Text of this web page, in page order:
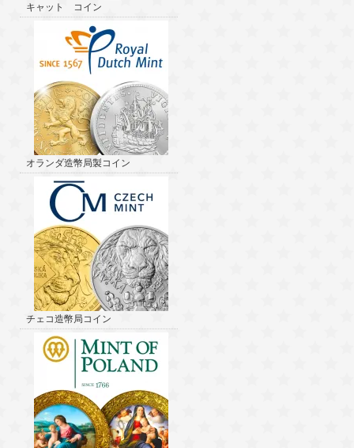
キャット コイン
オランダ造幣局製コイン
チェコ造幣局コイン